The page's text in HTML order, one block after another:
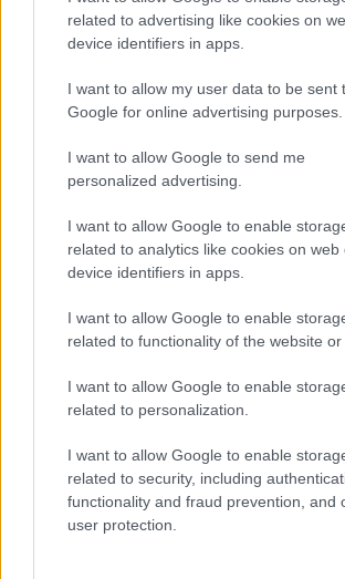
related to advertising like cookies on
device identifiers in apps.
I want to allow my user data to be sent
Google for online advertising purposes.
I want to allow Google to send me
personalized advertising.
I want to allow Google to enable
related to analytics like cookies on web
device identifiers in apps.
I want to allow Google to enable
related to functionality of the website or
I want to allow Google to enable
related to personalization.
I want to allow Google to enable
related to security, including
functionality and fraud prevention, and
user protection.
döntünk, hogy adunk neki egy esélyt
mostani könyvfelhozatalban
megérdemel). Amennyiben
főhős kalandjai, akkor lehet
következő két kötetére, amiből a
meg is jelent angol nyelven.
Címkék:fantasy könyvkritika post apocalypse
Ajánlott bejegyzések:
Az Első Nagy